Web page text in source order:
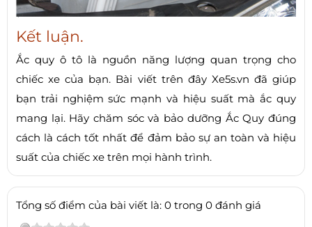
Kết luận.
Ắc quy ô tô là nguồn năng lượng quan trọng cho
chiếc xe của bạn. Bài viết trên đây Xe5s.vn đã giúp
bạn trải nghiệm sức mạnh và hiệu suất mà ắc quy
mang lại. Hãy chăm sóc và bảo dưỡng Ắc Quy đúng
cách là cách tốt nhất để đảm bảo sự an toàn và hiệu
suất của chiếc xe trên mọi hành trình.
Tổng số điểm của bài viết là: 0 trong 0 đánh giá